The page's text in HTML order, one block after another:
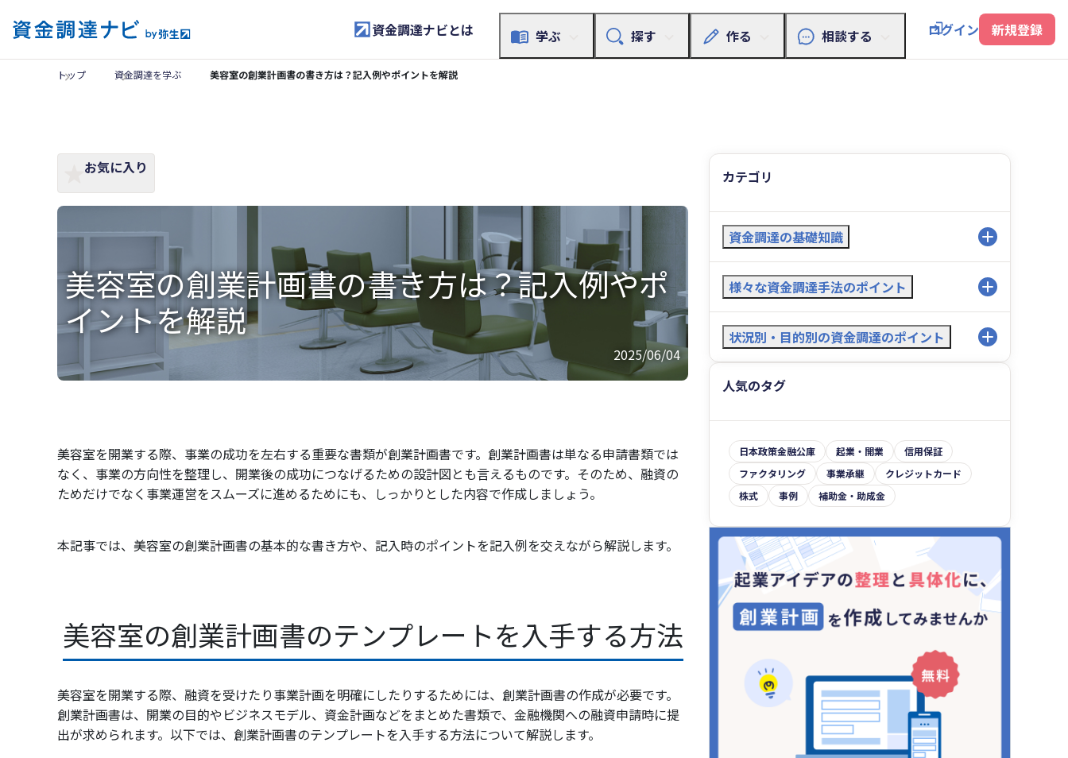
資金調達ナビとは 学ぶ 探す 作る 相談する ログイン 新規登録
トップ 資金調達を学ぶ 美容室の創業計画書の書き方は？記入例やポイントを解説
お気に入り
美容室の創業計画書の書き方は？記入例やポ
イントを解説
2025/06/04
美容室を開業する際、事業の成功を左右する重要な書類が創業計画書です。創業計画書は単なる申請書類では
なく、事業の方向性を整理し、開業後の成功につなげるための設計図とも言えるものです。そのため、融資の
ためだけでなく事業運営をスムーズに進めるためにも、しっかりとした内容で作成しましょう。
本記事では、美容室の創業計画書の基本的な書き方や、記入時のポイントを記入例を交えながら解説します。
美容室の創業計画書のテンプレートを入手する方法
美容室を開業する際、融資を受けたり事業計画を明確にしたりするためには、創業計画書の作成が必要です。
創業計画書は、開業の目的やビジネスモデル、資金計画などをまとめた書類で、金融機関への融資申請時に提
出が求められます。以下では、創業計画書のテンプレートを入手する方法について解説します。
カテゴリ
資金調達の基礎知識
資金調達初めの一歩
資金調達方法の選び方
資金調達事例・相談先
様々な資金調達手法のポイント
融資
状況別・目的別の資金調達のポイント
自社の状況を知る・計画をたてる
目的別の資金調達
人気のタグ
日本政策金融公庫 起業・開業
信用保証
ファクタリング
事業承継
クレジットカード
株式
事例 補助金・助成金